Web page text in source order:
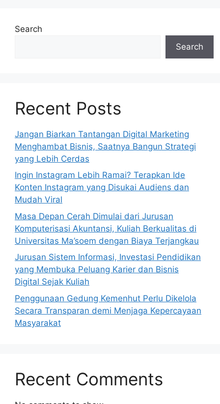
Search
Search
Recent Posts
Jangan Biarkan Tantangan Digital Marketing
Menghambat Bisnis, Saatnya Bangun Strategi
yang Lebih Cerdas
Ingin Instagram Lebih Ramai? Terapkan Ide
Konten Instagram yang Disukai Audiens dan
Mudah Viral
Masa Depan Cerah Dimulai dari Jurusan
Komputerisasi Akuntansi, Kuliah Berkualitas di
Universitas Ma’soem dengan Biaya Terjangkau
Jurusan Sistem Informasi, Investasi Pendidikan
yang Membuka Peluang Karier dan Bisnis
Digital Sejak Kuliah
Penggunaan Gedung Kemenhut Perlu Dikelola
Secara Transparan demi Menjaga Kepercayaan
Masyarakat
Recent Comments